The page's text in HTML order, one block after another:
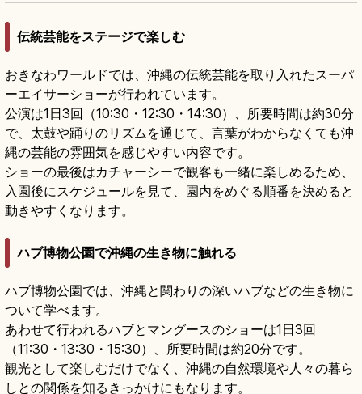
伝統芸能をステージで楽しむ
おきなわワールドでは、沖縄の伝統芸能を取り入れたスーパ
ーエイサーショーが行われています。
公演は1日3回（10:30・12:30・14:30）、所要時間は約30分
で、太鼓や踊りのリズムを通じて、言葉がわからなくても沖
縄の芸能の雰囲気を感じやすい内容です。
ショーの最後はカチャーシーで観客も一緒に楽しめるため、
入園後にスケジュールを見て、園内をめぐる順番を決めると
動きやすくなります。
ハブ博物公園で沖縄の生き物に触れる
ハブ博物公園では、沖縄と関わりの深いハブなどの生き物に
ついて学べます。
あわせて行われるハブとマングースのショーは1日3回
（11:30・13:30・15:30）、所要時間は約20分です。
観光として楽しむだけでなく、沖縄の自然環境や人々の暮ら
しとの関係を知るきっかけにもなります。